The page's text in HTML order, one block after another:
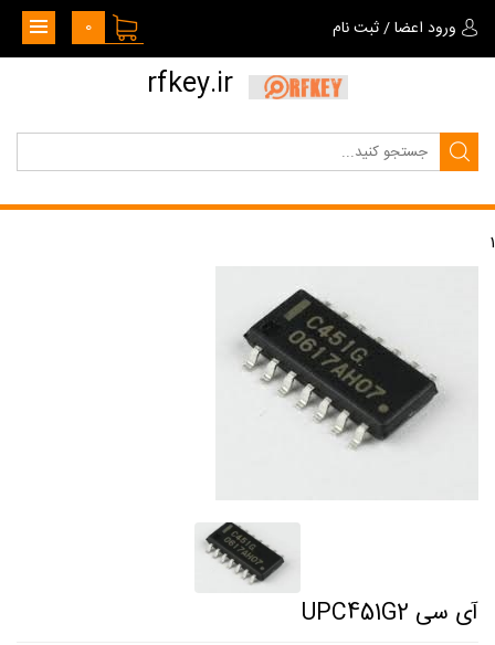
ورود اعضا/ثبت نام 0
rfkey.ir
1
آی سی UPC451G2